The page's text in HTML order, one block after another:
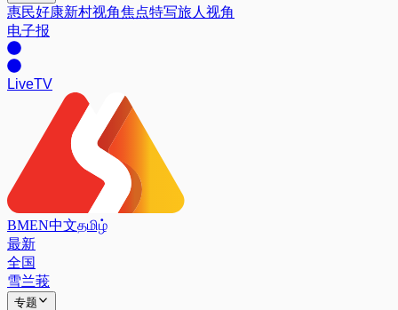
惠民好康新村视角焦点特写旅人视角
电子报
LiveTV
BMEN中文தமிழ்
最新
全国
雪兰莪
专题